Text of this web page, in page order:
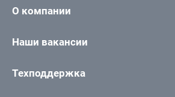
О компании
Наши вакансии
Техподдержка